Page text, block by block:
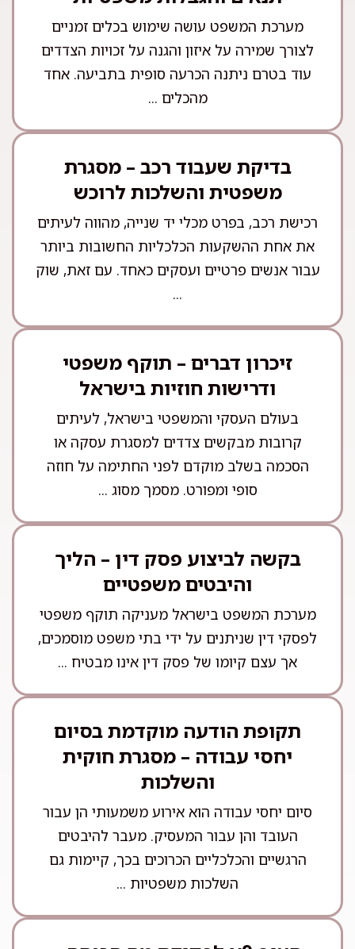
מערכת המשפט עושה שימוש בכלים זמניים
לצורך שמירה על איזון והגנה על זכויות הצדדים
עוד בטרם ניתנה הכרעה סופית בתביעה. אחד
מהכלים ...
בדיקת שעבוד רכב – מסגרת
משפטית והשלכות לרוכש
רכישת רכב, בפרט מכלי יד שנייה, מהווה לעיתים
את אחת ההשקעות הכלכליות החשובות ביותר
עבור אנשים פרטיים ועסקים כאחד. עם זאת, שוק
...
זיכרון דברים – תוקף משפטי
ודרישות חוזיות בישראל
בעולם העסקי והמשפטי בישראל, לעיתים
קרובות מבקשים צדדים למסגרת עסקה או
הסכמה בשלב מוקדם לפני החתימה על חוזה
סופי ומפורט. מסמך מסוג ...
בקשה לביצוע פסק דין – הליך
והיבטים משפטיים
מערכת המשפט בישראל מעניקה תוקף משפטי
לפסקי דין שניתנים על ידי בתי משפט מוסמכים,
אך עצם קיומו של פסק דין אינו מבטיח ...
תקופת הודעה מוקדמת בסיום
יחסי עבודה – מסגרת חוקית
והשלכות
סיום יחסי עבודה הוא אירוע משמעותי הן עבור
העובד והן עבור המעסיק. מעבר להיבטים
הרגשיים והכלכליים הכרוכים בכך, קיימות גם
השלכות משפטיות ...